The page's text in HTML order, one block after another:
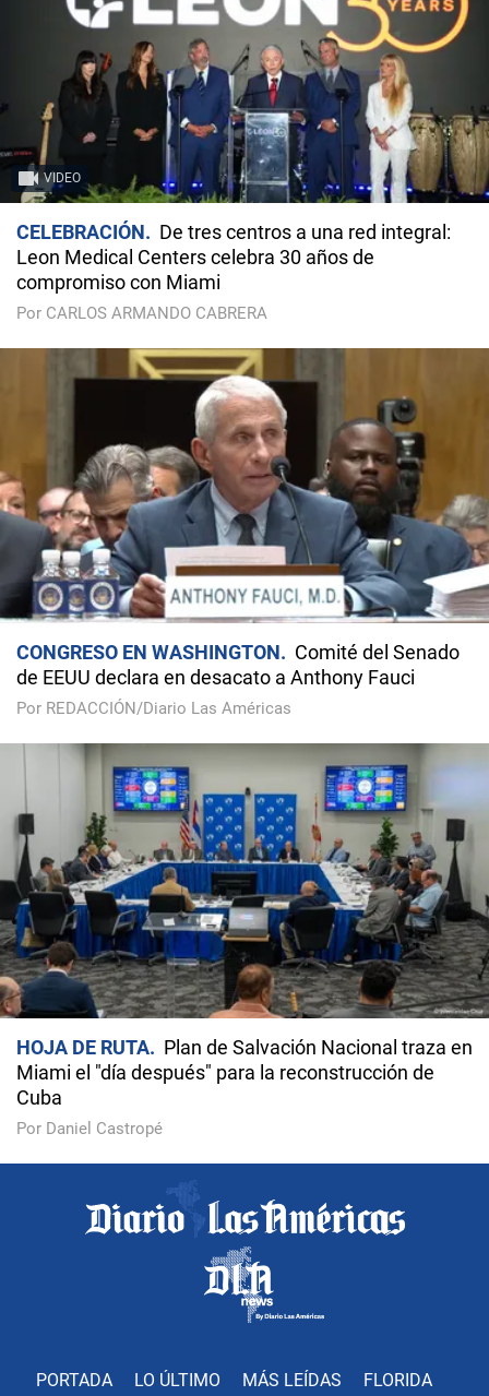
VIDEO
CELEBRACIÓN
De tres centros a una red integral:
Leon Medical Centers celebra 30 años de
compromiso con Miami
Por CARLOS ARMANDO CABRERA
CONGRESO EN WASHINGTON
Comité del Senado
de EEUU declara en desacato a Anthony Fauci
Por REDACCIÓN/Diario Las Américas
HOJA DE RUTA
Plan de Salvación Nacional traza en
Miami el "día después" para la reconstrucción de
Cuba
Por Daniel Castropé
PORTADA LO ÚLTIMO MÁS LEÍDAS FLORIDA